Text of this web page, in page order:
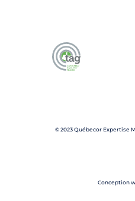
© 2023 Québecor Expertise
Conception